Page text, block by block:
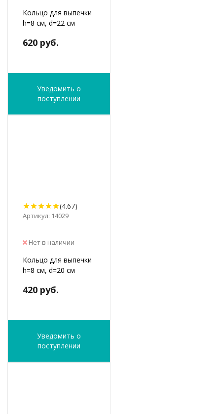
Кольцо для выпечки
h=8 см, d=22 см
620 руб.
Уведомить о
поступлении
(4.67)
Артикул: 14029
Нет в наличии
Кольцо для выпечки
h=8 см, d=20 см
420 руб.
Уведомить о
поступлении